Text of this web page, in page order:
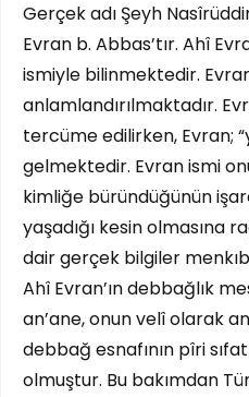
Gerçek adı Şeyh
Evran b. Abbas’tır. Ahî
ismiyle bilinmektedir.
anlamlandırılmaktadır.
tercüme edilirken, Evran;
gelmektedir. Evran ismi
kimliğe büründüğünün
yaşadığı kesin olmasına
dair gerçek bilgiler
Ahî Evran’ın debbağlık
an’ane, onun velî olarak
debbağ esnafının pîri
olmuştur. Bu bakımdan